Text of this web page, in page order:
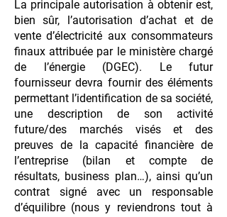
La principale autorisation à obtenir est,
bien sûr, l’autorisation d’achat et de
vente d’électricité aux consommateurs
finaux attribuée par le ministère chargé
de l’énergie (DGEC). Le futur
fournisseur devra fournir des éléments
permettant l’identification de sa société,
une description de son activité
future/des marchés visés et des
preuves de la capacité financière de
l’entreprise (bilan et compte de
résultats, business plan…), ainsi qu’un
contrat signé avec un responsable
d’équilibre (nous y reviendrons tout à